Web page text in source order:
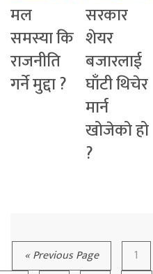
मल
समस्या कि
राजनीति
गर्ने मुद्दा ?
सरकार
शेयर
बजारलाई
घाँटी थिचेर
मार्न
खोजेको हो
?
« Previous Page 1